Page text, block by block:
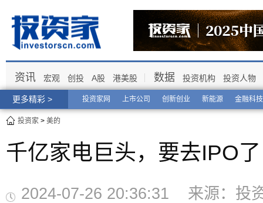
更多精彩 > 投资家网 上市公司 创新创业 新能源 金融科技
资讯 宏观 创投 A股 港美股 数据 投资机构 投资人物
投资家 > 美的
千亿家电巨头，要去IPO了
2024-07-26 20:36:31 来源：投